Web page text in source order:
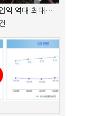
익 역대 최대…